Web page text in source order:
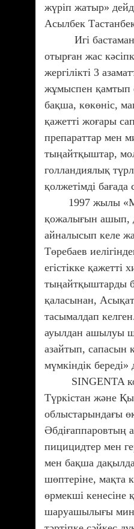
жүріп жатыр»
Асылбек
Игі
отырған жас
жергілікті 3
жұмыспен қамтып
бақша, көкөніс,
қажетті жоғары
препараттар мен
тыңайтқыштар,
голландиялық
қолжетімді бағада
1997 жылы
қожалығын ашып,
айналысып келе
Төребаев
егістікке қажетті
тыңайтқыштарды
қаласынан,
тасымалдап
ауылдан ашылуы
азайтып, сапасын
мүмкіндік береді»
SINGENTA
Түркістан және
облыстарындағы
Әбдіғаппаровтың
пицицидтер мен
мен бақша
шөптеріне, мақта
өрмекші кенесіне
шаруашылығы